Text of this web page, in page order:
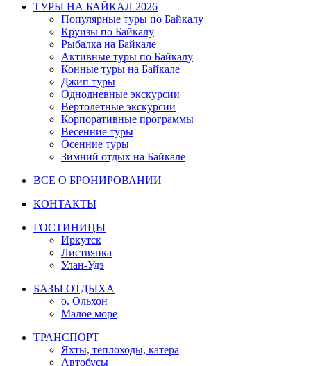
ТУРЫ НА БАЙКАЛ 2026
Популярные туры по Байкалу
Круизы по Байкалу
Рыбалка на Байкале
Активные туры по Байкалу
Конные туры на Байкале
Джип туры
Однодневные экскурсии
Вертолетные экскурсии
Корпоративные программы
Весенние туры
Осенние туры
Зимний отдых на Байкале
ВСЕ О БРОНИРОВАНИИ
КОНТАКТЫ
ГОСТИНИЦЫ
Иркутск
Листвянка
Улан-Удэ
БАЗЫ ОТДЫХА
о. Ольхон
Малое море
ТРАНСПОРТ
Яхты, теплоходы, катера
Автобусы